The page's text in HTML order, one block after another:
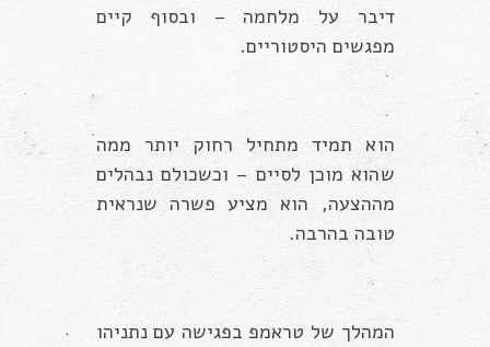
דיבר על מלחמה – ובסוף קיים
מפגשים היסטוריים.
הוא תמיד מתחיל רחוק יותר ממה
שהוא מוכן לסיים – וכשכולם נבהלים
מההצעה, הוא מציע פשרה שנראית
טובה בהרבה.
המהלך של טראמפ בפגישה עם נתניהו